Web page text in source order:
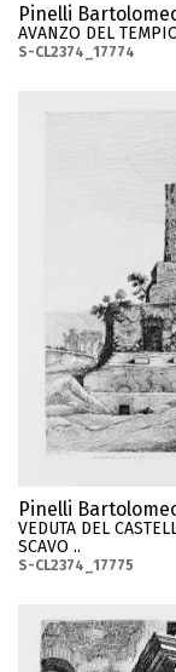
Pinelli
AVANZO DEL
S-CL2374_17774
Pinelli
VEDUTA DEL
SCAVO ..
S-CL2374_17775